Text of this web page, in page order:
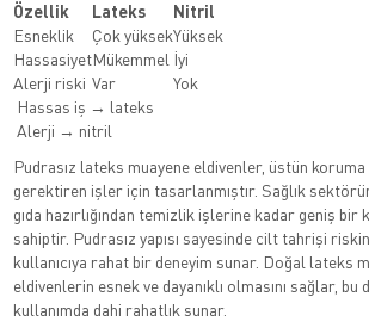
Özellik Lateks
Nitril
Esneklik
Çok yüksekYüksek
HassasiyetMükemmel İyi
Alerji riski Var
Yok
Hassas iş → lateks
Alerji → nitril
Pudrasız lateks muayene eldivenler, üstün
gerektiren işler için tasarlanmıştır. Sağlık
gıda hazırlığından temizlik işlerine kadar geniş bir
sahiptir. Pudrasız yapısı sayesinde cilt tahrişi
kullanıcıya rahat bir deneyim sunar. Doğal lateks
eldivenlerin esnek ve dayanıklı olmasını sağlar, bu
kullanımda dahi rahatlık sunar.